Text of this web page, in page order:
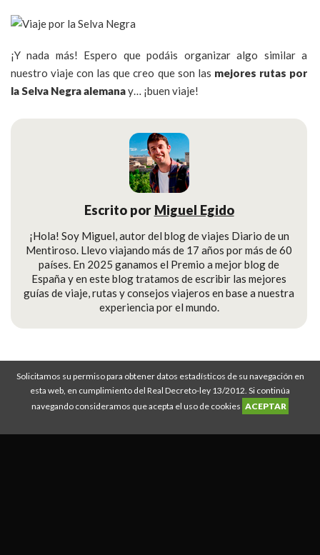
Solicitamos su permiso para obtener datos estadísticos de su navegación en
esta web, en cumplimiento del Real Decreto-ley 13/2012. Si continúa
navegando consideramos que acepta el uso de cookies ACEPTAR
¡Y nada más! Espero que podáis organizar algo similar a
nuestro viaje con las que creo que son las mejores rutas por
la Selva Negra alemanay… ¡buen viaje!
Escrito por Miguel Egido
¡Hola! Soy Miguel, autor del blog de viajes Diario de un
Mentiroso. Llevo viajando más de 17 años por más de 60
países. En 2025 ganamos el Premio a mejor blog de
España y en este blog tratamos de escribir las mejores
guías de viaje, rutas y consejos viajeros en base a nuestra
experiencia por el mundo.
Diario de un Mentiroso © Copyright 2008-2026
Descuento IATI Seguros Guías de viaje Rutas de viajes|
Mejor seguro de